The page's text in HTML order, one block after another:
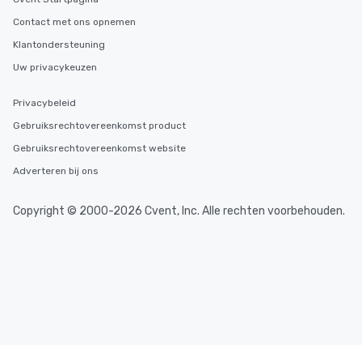
Contact met ons opnemen
Klantondersteuning
Uw privacykeuzen
Privacybeleid
Gebruiksrechtovereenkomst product
Gebruiksrechtovereenkomst website
Adverteren bij ons
Copyright © 2000-2026 Cvent, Inc. Alle rechten voorbehouden.